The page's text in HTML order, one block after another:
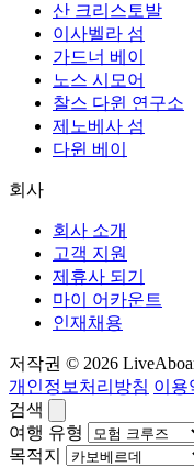
산 크리스토발
이사벨라 섬
가드너 베이
노스 시모어
찰스 다윈 연구소
제노베사 섬
다윈 베이
회사
회사 소개
고객 지원
제휴사 되기
마이 어카운트
인재채용
저작권 © 2026
개인정보처리방침 이용
검색
여행 유형
목적지